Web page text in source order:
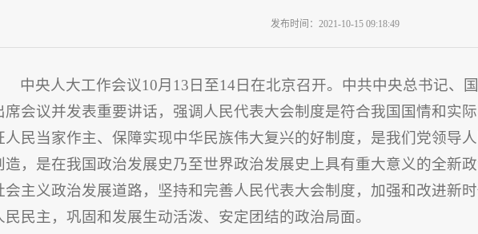
发布时间：2021-10-15 09:18:49
中央人大工作会议10月13日至14日在北京召开。中共中央总书记、
席会议并发表重要讲话，强调人民代表大会制度是符合我国国情和实
人民当家作主、保障实现中华民族伟大复兴的好制度，是我们党领导
造，是在我国政治发展史乃至世界政治发展史上具有重大意义的全新
会主义政治发展道路，坚持和完善人民代表大会制度，加强和改进新
民民主，巩固和发展生动活泼、安定团结的政治局面。